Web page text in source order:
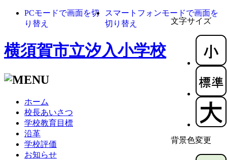
文字サイズ
背景色変更
PCモードで画面を切
り替え
スマートフォンモードで画面を
切り替え
横須賀市立汐入小学校
ホーム
校長あいさつ
学校教育目標
沿革
学校評価
お知らせ